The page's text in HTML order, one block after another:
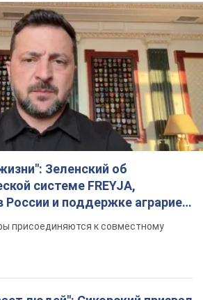
Зеленский об
системе FREYJA,
России и поддержке аграриев.
присоединяются к совместному
людей": Сикорский призвал
вражеских ракет над
передаст Минобороны